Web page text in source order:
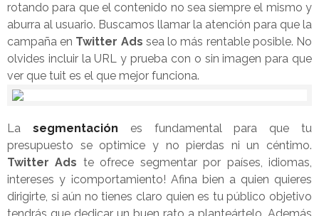
rotando para que el contenido no sea siempre el mismo y
aburra al usuario. Buscamos llamar la atención para que la
campaña en Twitter Ads sea lo más rentable posible. No
olvides incluir la URL y prueba con o sin imagen para que
ver que tuit es el que mejor funciona.
La segmentación es fundamental para que tu
presupuesto se optimice y no pierdas ni un céntimo.
Twitter Ads te ofrece segmentar por países, idiomas,
intereses y ¡comportamiento! Afina bien a quien quieres
dirigirte, si aún no tienes claro quien es tu público objetivo